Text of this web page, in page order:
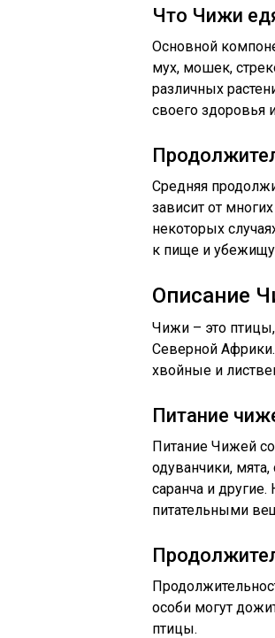
Что Чижи
Основной
мух, мошек,
различных
своего здоровья
Средняя
зависит от
некоторых
к пище и
Описание
Чижи – это
Северной
хвойные и
Питание
Питание Чижей
одуванчики,
саранча и
питательными
особи могут
птицы.